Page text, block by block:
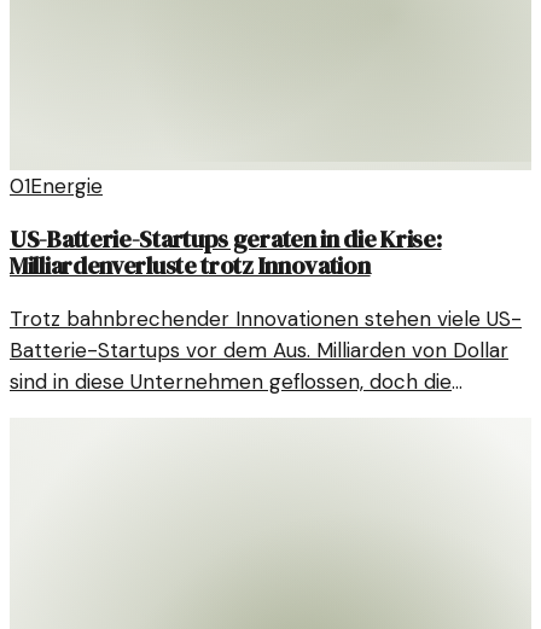
01Energie
US-Batterie-Startups geraten in die Krise:
Milliardenverluste trotz Innovation
Trotz bahnbrechender Innovationen stehen viele US-
Batterie-Startups vor dem Aus. Milliarden von Dollar
sind in diese Unternehmen geflossen, doch die
Erwartungen wurden häufig nicht erfüllt.